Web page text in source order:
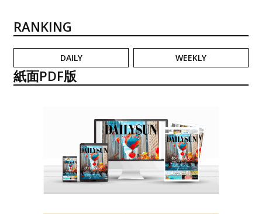
RANKING
DAILY WEEKLY
紙面PDF版